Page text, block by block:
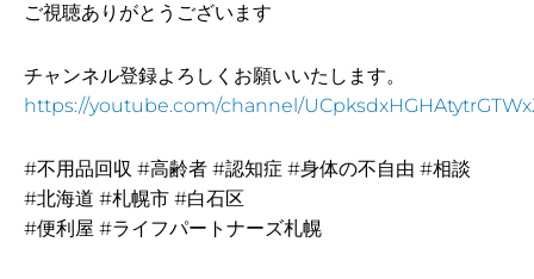
ご視聴ありがとうございます
チャンネル登録よろしくお願いいたします。
https://youtube.com/channel/
#不用品回収 #高齢者 #認知症 #身体の不自由 #相談
#北海道 #札幌市 #白石区
#便利屋 #ライフパートナーズ札幌